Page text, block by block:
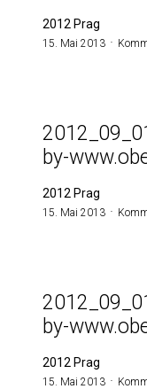
2012 Prag
15. Mai 2013
by-
2012 Prag
15. Mai 2013
by-
2012 Prag
15. Mai 2013